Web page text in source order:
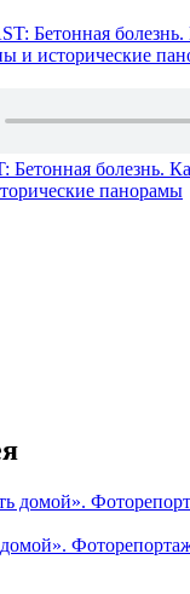
болезнь.
панорамы